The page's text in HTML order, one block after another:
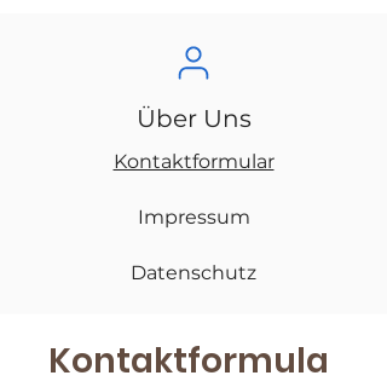
Über Uns
Kontaktformular
Impressum
Datenschutz
Kontaktformula